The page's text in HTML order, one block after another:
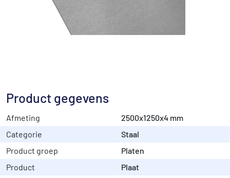
Product gegevens
Afmeting
2500x1250x4 mm
Categorie
Staal
Product groep
Platen
Product
Plaat